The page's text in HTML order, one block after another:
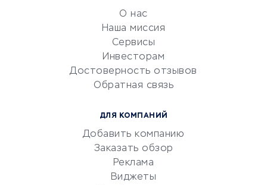
документооборот
Юридические компании
Бухгалтерия онлайн
О нас
Наша миссия
Сервисы
Инвесторам
Достоверность отзывов
Обратная связь
ДЛЯ КОМПАНИЙ
Добавить компанию
Заказать обзор
Реклама
Виджеты